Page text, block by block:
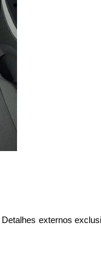
externos